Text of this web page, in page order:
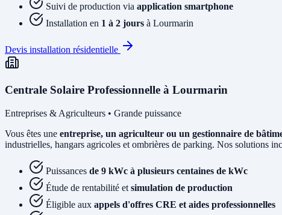
Suivi de production via application smartphone
Installation en 1 à 2 jours à Lourmarin
Devis installation résidentielle
Centrale Solaire Professionnelle à Lourmarin
Entreprises & Agriculteurs • Grande puissance
Vous êtes une entreprise, un agriculteur ou un gestionnaire de
industrielles, hangars agricoles et ombrières de parking. Nos solutions
Puissances de 9 kWc à plusieurs centaines de kWc
Étude de rentabilité et simulation de production
Éligible aux appels d'offres CRE et aides professionnelles